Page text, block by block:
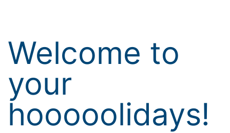
Welcome to
your
hooooolidays!